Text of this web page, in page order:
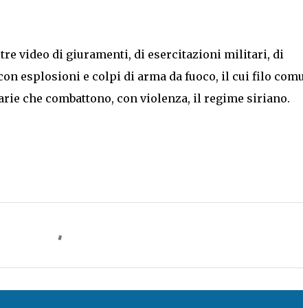
video di giuramenti, di esercitazioni militari, di
esplosioni e colpi di arma da fuoco, il cui filo
che combattono, con violenza, il regime siriano.